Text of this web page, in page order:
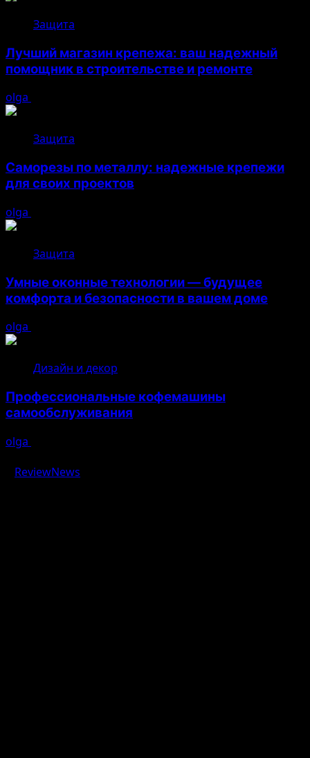
Защита
Лучший магазин крепежа: ваш надежный
помощник в строительстве и ремонте
olga
Защита
Саморезы по металлу: надежные крепежи
для своих проектов
olga
Защита
Умные оконные технологии — будущее
комфорта и безопасности в вашем доме
olga
Дизайн и декор
Профессиональные кофемашины
самообслуживания
olga
ReviewNews